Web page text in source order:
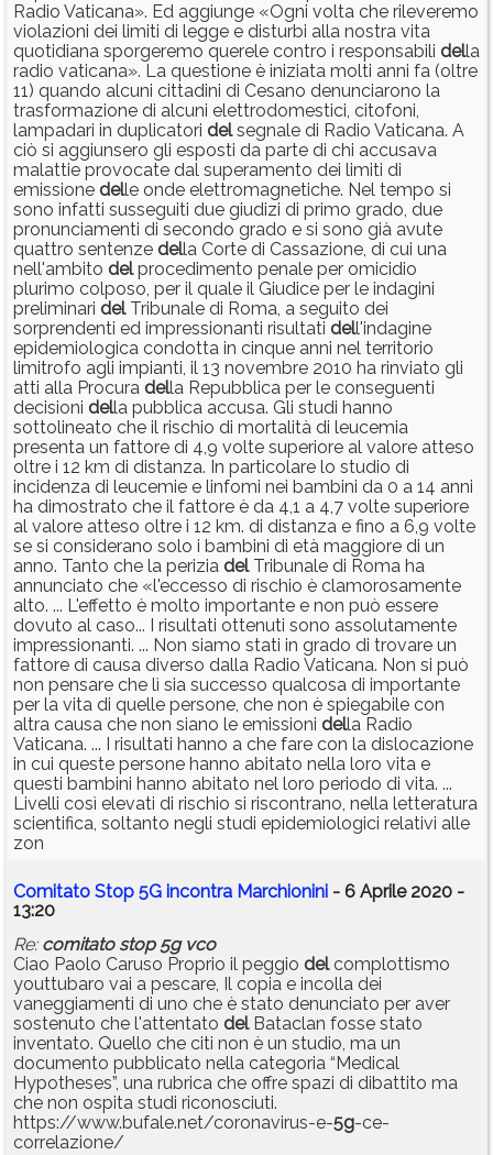
Radio Vaticana». Ed aggiunge «Ogni volta che rileveremo
violazioni dei limiti di legge e disturbi alla nostra vita
quotidiana sporgeremo querele contro i responsabili della
radio vaticana». La questione è iniziata molti anni fa (oltre
11) quando alcuni cittadini di Cesano denunciarono la
trasformazione di alcuni elettrodomestici, citofoni,
lampadari in duplicatori delsegnale di Radio Vaticana. A
ciò si aggiunsero gli esposti da parte di chi accusava
malattie provocate dal superamento dei limiti di
emissione delle onde elettromagnetiche. Nel tempo si
sono infatti susseguiti due giudizi di primo grado, due
pronunciamenti di secondo grado e si sono già avute
quattro sentenze della Corte di Cassazione, di cui una
nell'ambito delprocedimento penale per omicidio
plurimo colposo, per il quale il Giudice per le indagini
preliminari delTribunale di Roma, a seguito dei
sorprendenti ed impressionanti risultati dell'indagine
epidemiologica condotta in cinque anni nel territorio
limitrofo agli impianti, il 13 novembre 2010 ha rinviato gli
atti alla Procura della Repubblica per le conseguenti
decisioni della pubblica accusa. Gli studi hanno
sottolineato che il rischio di mortalità di leucemia
presenta un fattore di 4,9 volte superiore al valore atteso
oltre i 12 km di distanza. In particolare lo studio di
incidenza di leucemie e linfomi nei bambini da 0 a 14 anni
ha dimostrato che il fattore è da 4,1 a 4,7 volte superiore
al valore atteso oltre i 12 km. di distanza e fino a 6,9 volte
se si considerano solo i bambini di età maggiore di un
anno. Tanto che la perizia delTribunale di Roma ha
annunciato che «l'eccesso di rischio è clamorosamente
alto. ... L'effetto è molto importante e non può essere
dovuto al caso... I risultati ottenuti sono assolutamente
impressionanti. ... Non siamo stati in grado di trovare un
fattore di causa diverso dalla Radio Vaticana. Non si può
non pensare che lì sia successo qualcosa di importante
per la vita di quelle persone, che non è spiegabile con
altra causa che non siano le emissioni della Radio
Vaticana. ... I risultati hanno a che fare con la dislocazione
in cui queste persone hanno abitato nella loro vita e
questi bambini hanno abitato nel loro periodo di vita. ...
Livelli così elevati di rischio si riscontrano, nella letteratura
scientifica, soltanto negli studi epidemiologici relativi alle
zon
Comitato Stop 5G incontra Marchionini - 6 Aprile 2020 -
13:20
Re: comitato stop 5g vco
Ciao Paolo Caruso Proprio il peggio delcomplottismo
youttubaro vai a pescare, Il copia e incolla dei
vaneggiamenti di uno che è stato denunciato per aver
sostenuto che l'attentato delBataclan fosse stato
inventato. Quello che citi non è un studio, ma un
documento pubblicato nella categoria “Medical
Hypotheses”, una rubrica che offre spazi di dibattito ma
che non ospita studi riconosciuti.
https://www.bufale.net/coronavirus-e-5g-ce-
correlazione/